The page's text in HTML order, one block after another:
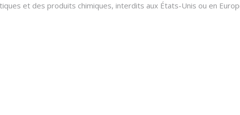
et des produits chimiques, interdits aux États-Unis ou en